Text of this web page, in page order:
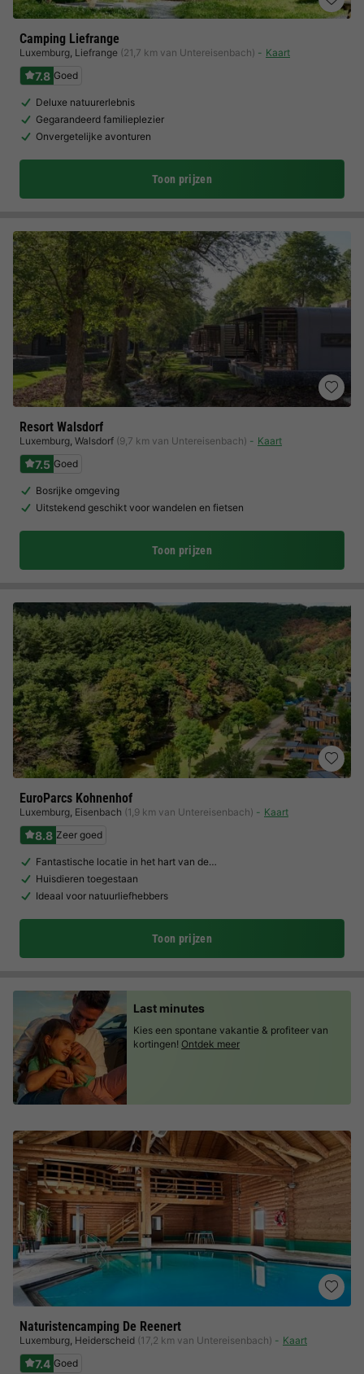
Camping Liefrange
Luxemburg, Liefrange (21,7 km van Untereisenbach) Kaart
7.8 Goed
Deluxe natuurerlebnis
Gegarandeerd familieplezier
Onvergetelijke avonturen
Toon prijzen
Resort Walsdorf
Luxemburg, Walsdorf (9,7 km van Untereisenbach) Kaart
7.5 Goed
Bosrijke omgeving
Uitstekend geschikt voor wandelen en fietsen
Toon prijzen
EuroParcs Kohnenhof
Luxemburg, Eisenbach (1,9 km van Untereisenbach) Kaart
8.8 Zeer goed
Fantastische locatie in het hart van de…
Huisdieren toegestaan
Ideaal voor natuurliefhebbers
Toon prijzen
Naturistencamping De Reenert
Luxemburg, Heiderscheid (17,2 km van Untereisenbach) Kaart
7.4 Goed
Last minutes
Kies een spontane vakantie & profiteer van
kortingen! Ontdek meer